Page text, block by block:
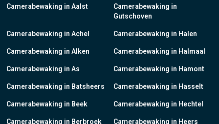
Camerabewaking in Aalst
Camerabewaking in Achel
Camerabewaking in Alken
Camerabewaking in As
Camerabewaking in Batsheers
Camerabewaking in Beek
Camerabewaking in Berbroek
Camerabewaking in
Gutschoven
Camerabewaking in Halen
Camerabewaking in Halmaal
Camerabewaking in Hamont
Camerabewaking in Hasselt
Camerabewaking in Hechtel
Camerabewaking in Heers